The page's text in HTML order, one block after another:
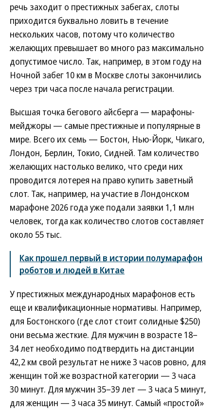
речь заходит о престижных забегах, слоты
приходится буквально ловить в течение
нескольких часов, потому что количество
желающих превышает во много раз максимально
допустимое число. Так, например, в этом году на
Ночной забег 10 км в Москве слоты закончились
через три часа после начала регистрации.
Высшая точка бегового айсберга — марафоны-
мейджоры — самые престижные и популярные в
мире. Всего их семь — Бостон, Нью-Йорк, Чикаго,
Лондон, Берлин, Токио, Сидней. Там количество
желающих настолько велико, что среди них
проводится лотерея на право купить заветный
слот. Так, например, на участие в Лондонском
марафоне 2026 года уже подали заявки 1,1 млн
человек, тогда как количество слотов составляет
около 55 тыс.
Как прошел первый в истории полумарафон
роботов и людей в Китае
У престижных международных марафонов есть
еще и квалификационные нормативы. Например,
для Бостонского (где слот стоит солидные $250)
они весьма жесткие. Для мужчин в возрасте 18–
34 лет необходимо подтвердить на дистанции
42,2 км свой результат не ниже 3 часов ровно, для
женщин той же возрастной категории — 3 часа
30 минут. Для мужчин 35–39 лет — 3 часа 5 минут,
для женщин — 3 часа 35 минут. Самый «простой»